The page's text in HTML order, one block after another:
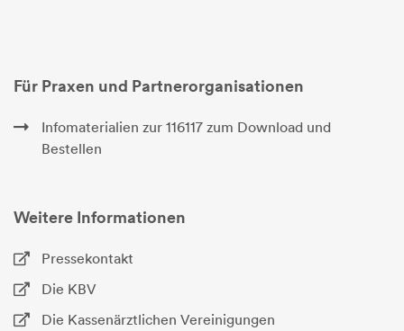
Für Praxen und Partnerorganisationen
Infomaterialien zur 116117 zum Download und
Bestellen
Weitere Informationen
Pressekontakt
Die KBV
Die Kassenärztlichen Vereinigungen